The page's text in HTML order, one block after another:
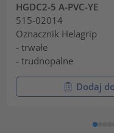
HGDC2-5 A-PVC-YE
515-02014
Oznacznik Helagrip
- trwałe
- trudnopalne
Dodaj